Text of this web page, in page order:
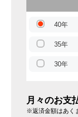
40年
35年
30年
月々のお支
※返済金額はあく